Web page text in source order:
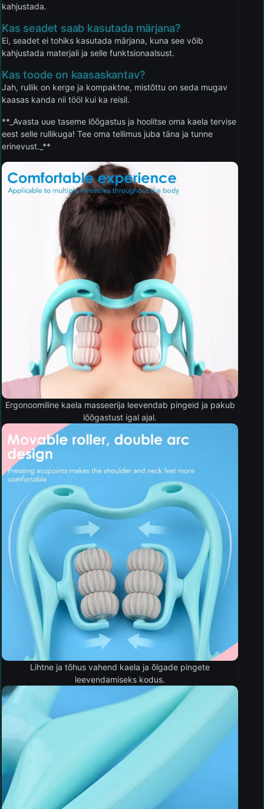
kahjustada.
Kas seadet saab kasutada märjana?
Ei, seadet ei tohiks kasutada märjana, kuna see võib
kahjustada materjali ja selle funktsionaalsust.
Kas toode on kaasaskantav?
Jah, rullik on kerge ja kompaktne, mistõttu on seda mugav
kaasas kanda nii tööl kui ka reisil.
**_Avasta uue taseme lõõgastus ja hoolitse oma kaela tervise
eest selle rullikuga! Tee oma tellimus juba täna ja tunne
erinevust._**
Ergonoomiline kaela masseerija leevendab pingeid ja pakub
lõõgastust igal ajal.
Lihtne ja tõhus vahend kaela ja õlgade pingete
leevendamiseks kodus.